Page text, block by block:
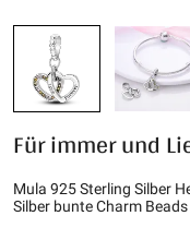
Für immer und
Mula 925 Sterling Silber
Silber bunte Charm